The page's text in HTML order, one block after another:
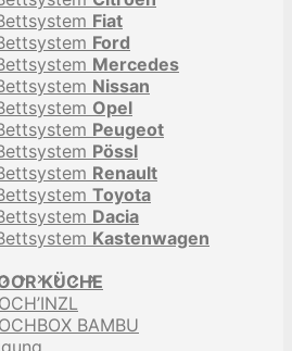
Fiat
Ford
Mercedes
Nissan
Opel
Peugeot
Pössl
Renault
Toyota
Dacia
Kastenwagen
KÜCHE
BAMBU